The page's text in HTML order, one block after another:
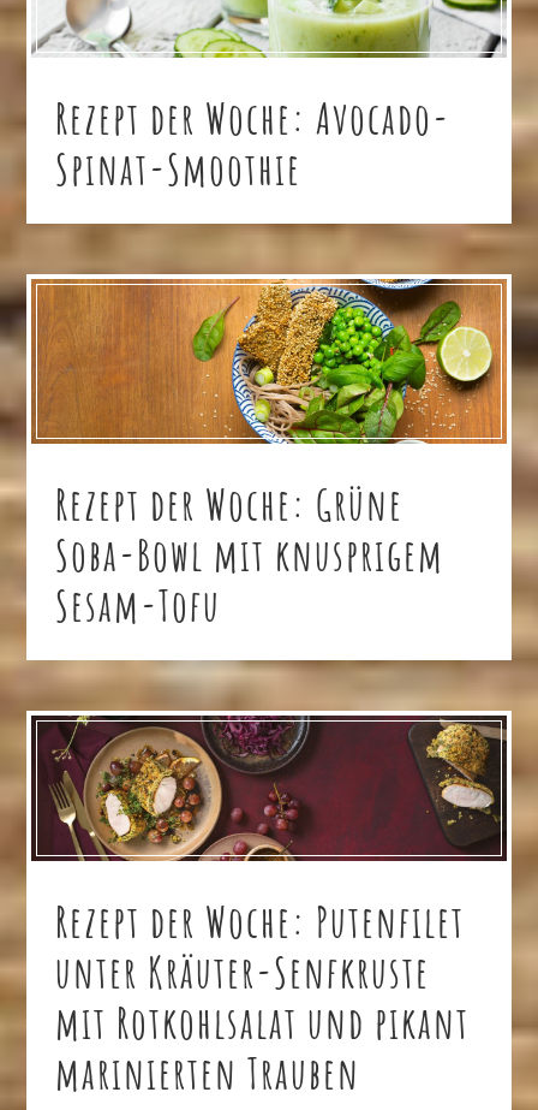
Rezept der Woche: Avocado-
Spinat-Smoothie
Rezept der Woche: Grüne
Soba-Bowl mit knusprigem
Sesam-Tofu
Rezept der Woche: Putenfilet
unter Kräuter-Senfkruste
mit Rotkohlsalat und pikant
marinierten Trauben